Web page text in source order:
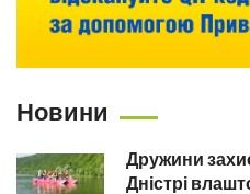
Новини
Дружини
Дністрі